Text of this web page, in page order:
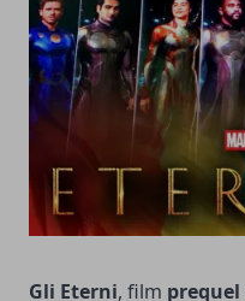
Gli Eterni, film prequel